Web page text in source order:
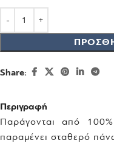
Share:
Περιγραφή
Παράγονται από
παραμένει σταθερό